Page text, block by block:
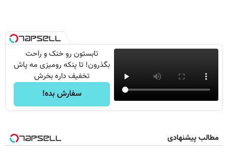
تابستون رو خنک و راحت
بگذرون! تا پنکه رومیزی مه پاش
تخفیف داره بخرش
سفارش بده!
مطالب پیشنهادی